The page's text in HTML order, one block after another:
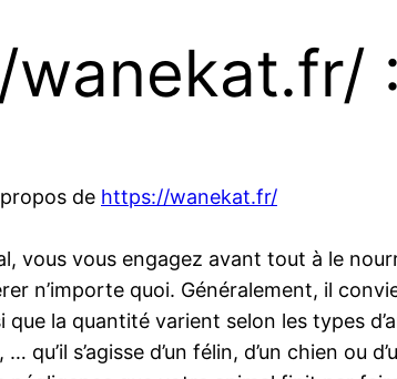
de https://wanekat.fr/
vous vous engagez avant tout à le
n’importe quoi. Généralement, il
la quantité varient selon les types
qu’il s’agisse d’un félin, d’un chien ou